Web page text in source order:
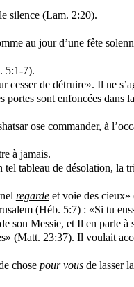
silence (Lam. 2:20).
au jour d’une fête
5:1-7).
cesser de détruire». Il ne
sont enfoncées dans
ose commander, à
à jamais.
tableau de désolation, la
regardeet voie des cieux»
(Héb. 5:7) : «Si tu
son Messie, et Il en parle
(Matt. 23:37). Il voulait
chose pour vousde lasser